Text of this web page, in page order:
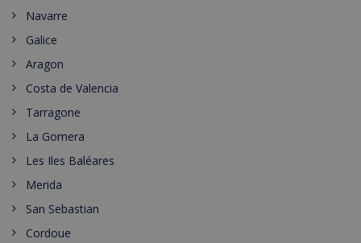
Navarre
Galice
Aragon
Costa de Valencia
Tarragone
La Gomera
Les Iles Baléares
Merida
San Sebastian
Cordoue